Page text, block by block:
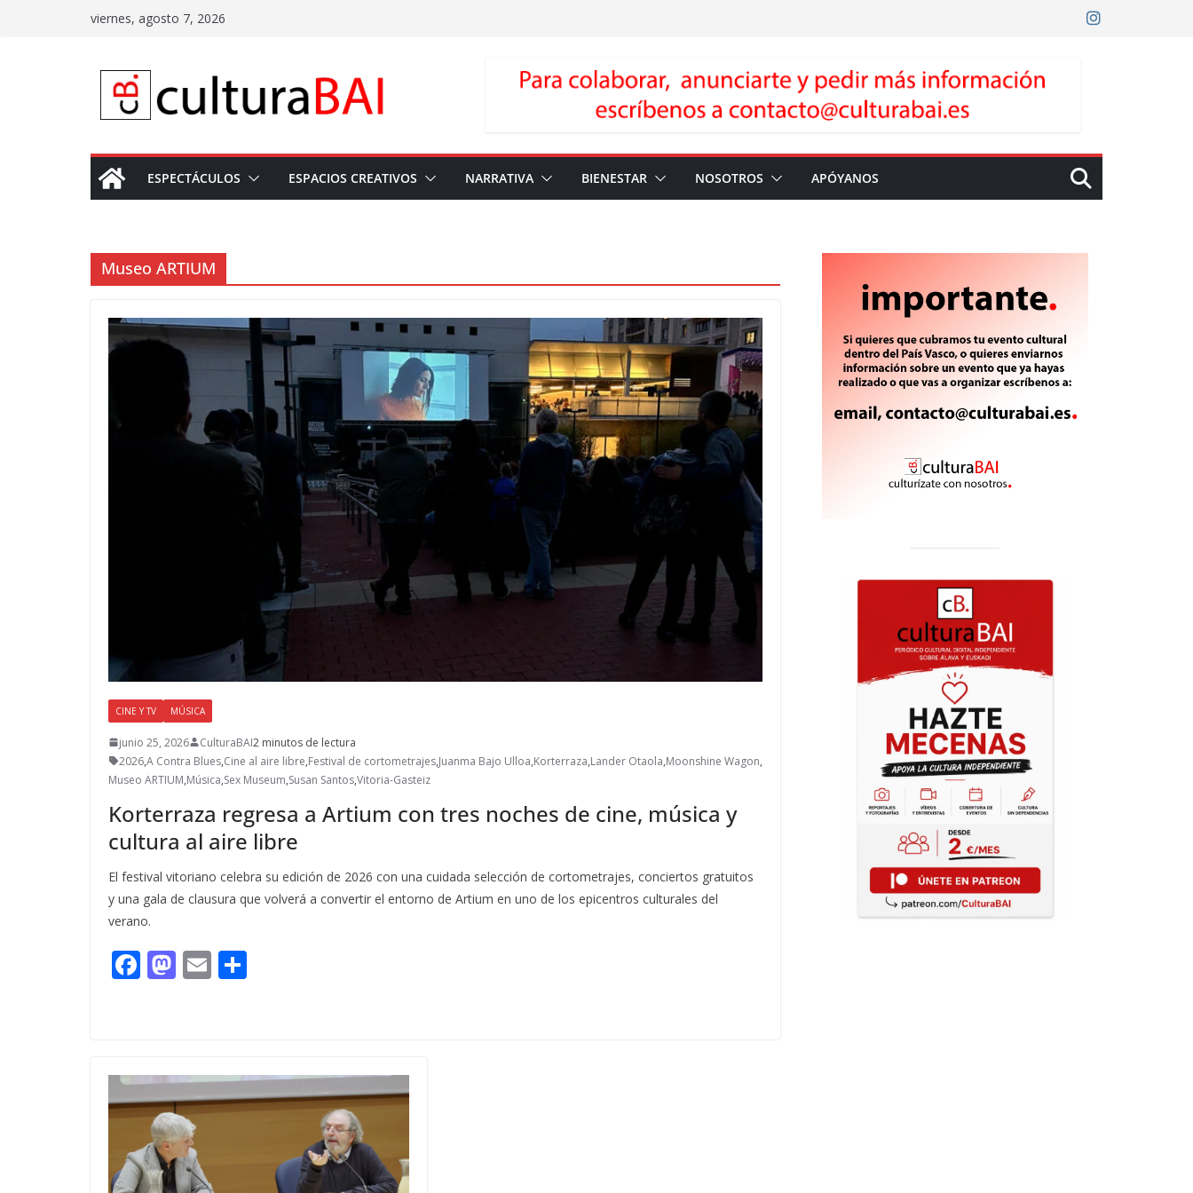
viernes, agosto 7, 2026
ESPECTÁCULOS ESPACIOS CREATIVOS NARRATIVA BIENESTAR NOSOTROS APÓYANOS
Museo ARTIUM
CINE Y TV MÚSICA
junio 25, 2026 CulturaBAI2 minutos de lectura
2026,A Contra Blues,Cine al aire libre,Festival de cortometrajes,Juanma Bajo Ulloa,Korterraza,Lander Otaola,Moonshine Wagon,
Museo ARTIUM,Música,Sex Museum,Susan Santos,Vitoria-Gasteiz
Korterraza regresa a Artium con tres noches de cine, música y
cultura al aire libre
El festival vitoriano celebra su edición de 2026 con una cuidada selección de cortometrajes, conciertos gratuitos
y una gala de clausura que volverá a convertir el entorno de Artium en uno de los epicentros culturales del
verano.
F
o
o
k
M
o
n
E
ar
ti